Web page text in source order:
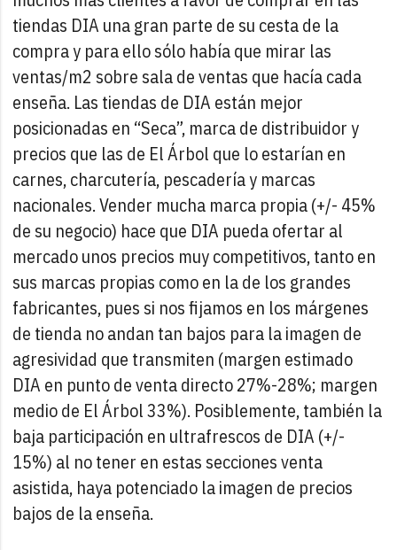
tiendas DIA una gran parte de su cesta de la
compra y para ello sólo había que mirar las
ventas/m2 sobre sala de ventas que hacía cada
enseña. Las tiendas de DIA están mejor
posicionadas en “Seca”, marca de distribuidor y
precios que las de El Árbol que lo estarían en
carnes, charcutería, pescadería y marcas
nacionales. Vender mucha marca propia (+/- 45%
de su negocio) hace que DIA pueda ofertar al
mercado unos precios muy competitivos, tanto en
sus marcas propias como en la de los grandes
fabricantes, pues si nos fijamos en los márgenes
de tienda no andan tan bajos para la imagen de
agresividad que transmiten (margen estimado
DIA en punto de venta directo 27%-28%; margen
medio de El Árbol 33%). Posiblemente, también la
baja participación en ultrafrescos de DIA (+/-
15%) al no tener en estas secciones venta
asistida, haya potenciado la imagen de precios
bajos de la enseña.